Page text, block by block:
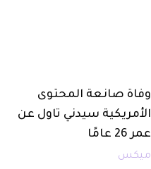
وفاة صانعة المحتوى
الأمريكية سيدني تاول عن
عمر 26 عامًا
ميكس